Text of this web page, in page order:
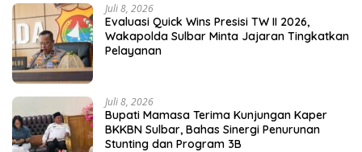
Juli 8, 2026
Evaluasi Quick Wins Presisi TW II 2026,
Wakapolda Sulbar Minta Jajaran Tingkatkan
Pelayanan
Juli 8, 2026
Bupati Mamasa Terima Kunjungan Kaper
BKKBN Sulbar, Bahas Sinergi Penurunan
Stunting dan Program 3B